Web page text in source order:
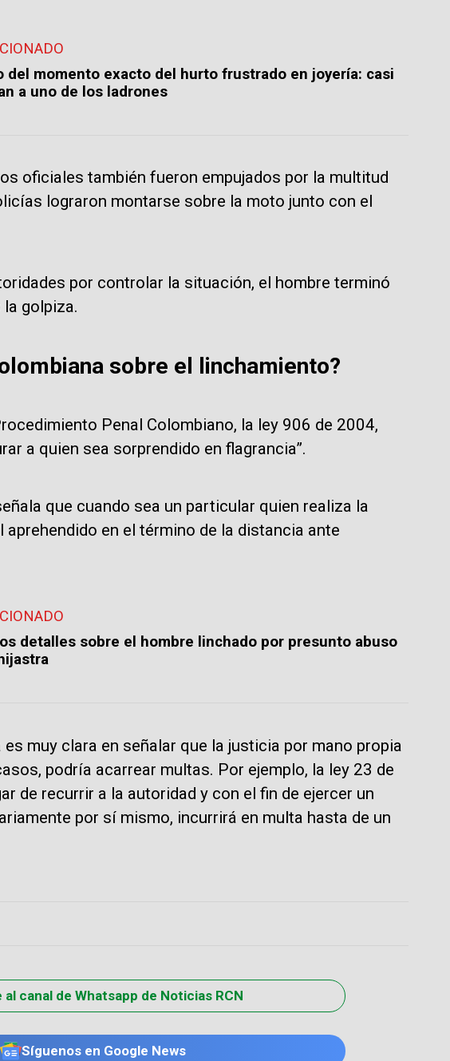
del momento exacto del hurto frustrado en joyería: casi
a uno de los ladrones
oficiales también fueron empujados por la multitud
lograron montarse sobre la moto junto con el
por controlar la situación, el hombre terminó
golpiza.
sobre el linchamiento?
Penal Colombiano, la ley 906 de 2004,
a quien sea sorprendido en flagrancia”.
que cuando sea un particular quien realiza la
en el término de la distancia ante
detalles sobre el hombre linchado por presunto abuso
muy clara en señalar que la justicia por mano propia
podría acarrear multas. Por ejemplo, la ley 23 de
de recurrir a la autoridad y con el fin de ejercer un
por sí mismo, incurrirá en multa hasta de un
al canal de Whatsapp de Noticias RCN
Síguenos en Google News